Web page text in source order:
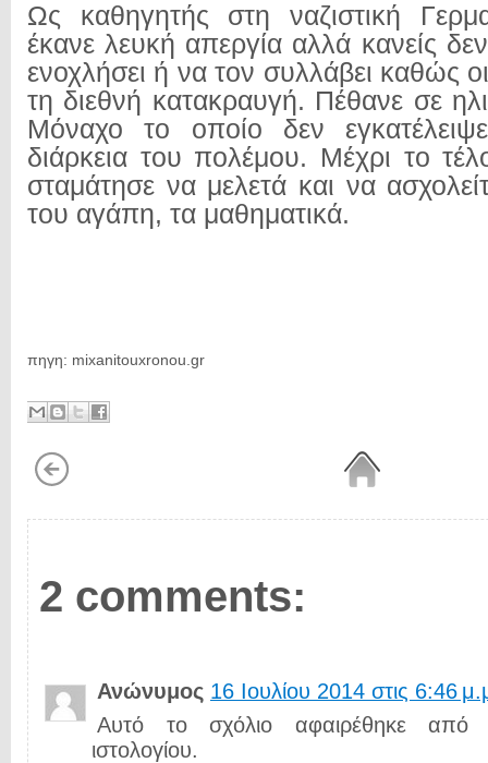
Ως καθηγητής στη ναζιστική
έκανε λευκή απεργία αλλά κανείς
ενοχλήσει ή να τον συλλάβει καθώς
τη διεθνή κατακραυγή. Πέθανε σε
Μόναχο το οποίο δεν
διάρκεια του πολέμου. Μέχρι το
σταμάτησε να μελετά και να
του αγάπη, τα μαθηματικά.
πηγη: mixanitouxronou.gr
2 comments:
Ανώνυμος 16 Ιουλίου 2014 στις 6:46
Αυτό το σχόλιο αφαιρέθηκε από
ιστολογίου.